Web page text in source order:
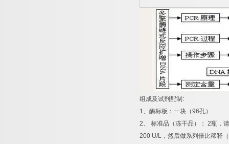
组成及试剂配制 :
1、酶标板：一块（96孔）
2、 标准品（冻干品）： 2瓶，
200 U/L ，然后做系列倍比稀释